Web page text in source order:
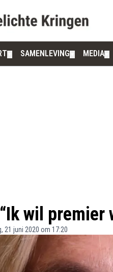
SAMENLEVING MEDIA
wil premier
21 juni 2020 om 17:20